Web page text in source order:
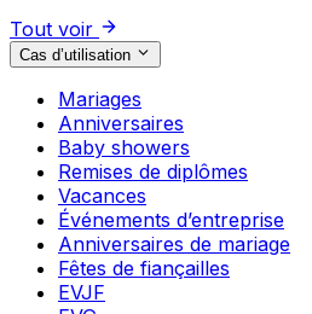
Tout voir
Cas d’utilisation
Mariages
Anniversaires
Baby showers
Remises de diplômes
Vacances
Événements d’entreprise
Anniversaires de mariage
Fêtes de fiançailles
EVJF